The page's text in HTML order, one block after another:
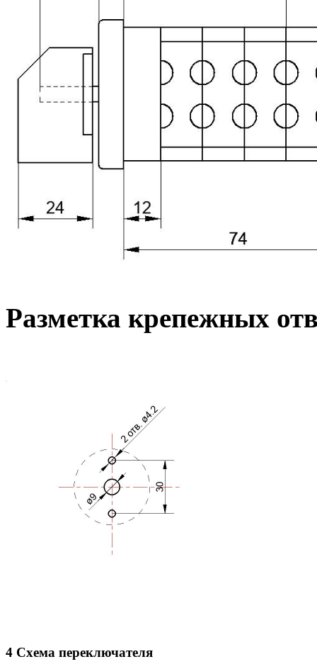
Разметка крепежных
4 Схема переключателя